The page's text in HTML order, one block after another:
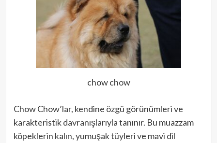
chow chow
Chow Chow’lar, kendine özgü görünümleri ve
karakteristik davranışlarıyla tanınır. Bu muazzam
köpeklerin kalın, yumuşak tüyleri ve mavi dil